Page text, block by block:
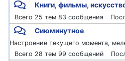
Книги, фильмы,
25 тем 83 сообщения
Сиюминутное
Настроение текущего момента,
28 тем 99 сообщений